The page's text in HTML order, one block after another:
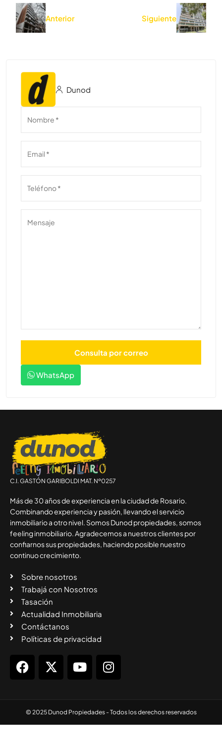
Anterior Siguiente
Dunod
WhatsApp
C.I. GASTÓN GARIBOLDI MAT. Nº0257
Más de 30 años de experiencia en la ciudad de Rosario.
Combinando experiencia y pasión, llevando el servicio
inmobiliario a otro nivel. Somos Dunod propiedades, somos
feeling inmobiliario. Agradecemos a nuestros clientes por
confiarnos sus propiedades, haciendo posible nuestro
continuo crecimiento.
Sobre nosotros
Trabajá con Nosotros
Tasación
Actualidad Inmobiliaria
Contáctanos
Políticas de privacidad
© 2025 Dunod Propiedades - Todos los derechos reservados